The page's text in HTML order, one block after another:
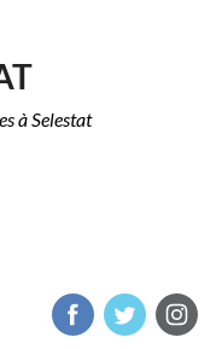
à Selestat